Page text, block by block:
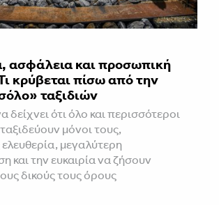
ασφάλεια και προσωπική
κρύβεται πίσω από την
ταξιδιών
δείχνει ότι όλο και περισσότεροι
μόνοι τους,
μεγαλύτερη
και την ευκαιρία να ζήσουν
δικούς τους όρους